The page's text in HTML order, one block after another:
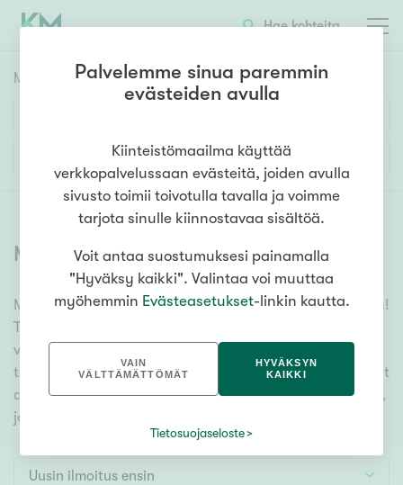
Hae kohteita
Myyntikohteet
1h 2h 3h 4h 5h+
Asuntotyyppi
Kerros-/luhtitalo
Rivitalo/paritalo
Omakoti-/erillistalo
Maa- tai metsätila
Vapaa-ajan asunto
Lisää hakuehtoja
Myytävät asunnot (6396)
Meiltä löydät myytävät asunnot, oli tarpeesi mikä vain!
Tuhansien kohteiden ja satojen kiinteistönvälittäjien
verkostomme auttaa sinua kenties elämäsi
tärkeimmässä päätöksessä. Katso alta kaikki myytävät
asunnot. Hyödynnä myös kätevää hakutyökaluamme,
jonka avulla löydät omien toiveidesi mukaisen kodin.
Uusin ilmoitus ensin
Palvelemme sinua paremmin
evästeiden avulla
Kiinteistömaailma käyttää
verkkopalvelussaan evästeitä, joiden avulla
sivusto toimii toivotulla tavalla ja voimme
tarjota sinulle kiinnostavaa sisältöä.
Voit antaa suostumuksesi painamalla
"Hyväksy kaikki". Valintaa voi muuttaa
myöhemmin Evästeasetukset-linkin kautta.
VAIN
VÄLTTÄMÄTTÖMÄT
HYVÄKSYN
KAIKKI
Tietosuojaseloste